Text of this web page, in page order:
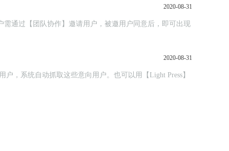
2020-08-31
通过【团队协作】邀请用户，被邀用户同意后，即可出现
2020-08-31